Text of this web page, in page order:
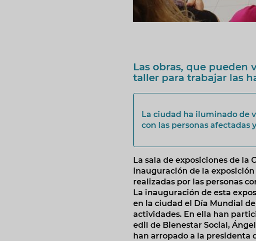
Las obras, que pueden
taller para trabajar las
La ciudad ha iluminado de
con las personas afectadas
La sala de exposiciones de la
inauguración de la
realizadas por las personas
La inauguración de esta
en la ciudad el Día Mundial
actividades. En ella han
edil de Bienestar Social,
han arropado a la presidenta